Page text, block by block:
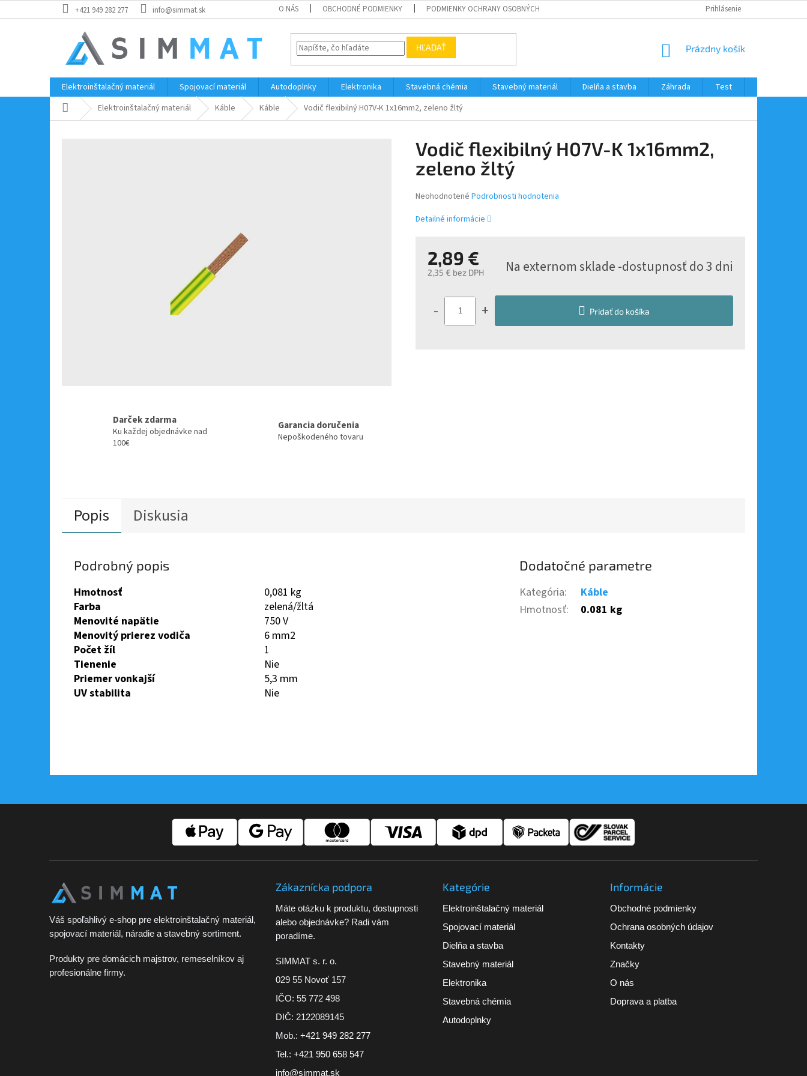
na
+421 949 282 277 info@simmat.sk O NÁS OBCHODNÉ PODMIENKY PODMIENKY OCHRANY OSOBNÝCH ÚDAJOV Prihlásenie
HĽADAŤ
NÁKUPNÝ
Prázdny košík
Elektroinštalačný materiál Spojovací materiál Autodoplnky Elektronika Stavebná chémia Stavebný materiál Dielňa a stavba Záhrada Test
Obchodné
DomovElektroinštalačný materiál Káble Káble Vodič flexibilný H07V-K 1x16mm2, zeleno žltý
Darček zdarma
Ku každej objednávke nad
100€
Garancia doručenia
Nepoškodeného tovaru
Vodič flexibilný H07V-K 1x16mm2,
zeleno žltý
Priemerné
produktu
hviezdičiek.
Neohodnotené Podrobnosti hodnotenia
Detailné informácie
2,89 €
2,35 € bez DPH
cena:
Na externom sklade -dostupnosť do 3 dni
- + Pridať do košíka
Popis Diskusia
Podrobný popis
Hmotnosť
0,081 kg
Farba
zelená/žltá
Menovité napätie
750 V
Menovitý prierez vodiča
6 mm2
Počet žíl
1
Tienenie
Nie
Priemer vonkajší
5,3 mm
UV stabilita
Nie
Dodatočné parametre
Kategória:
Káble
Hmotnosť: 0.081 kg
Váš spoľahlivý e-shop pre elektroinštalačný materiál,
spojovací materiál, náradie a stavebný sortiment.
Produkty pre domácich majstrov, remeselníkov aj
profesionálne firmy.
Zákaznícka podpora
Máte otázku k produktu, dostupnosti
alebo objednávke? Radi vám
poradíme.
SIMMAT s. r. o.
029 55 Novoť 157
IČO: 55 772 498
DIČ: 2122089145
Mob.: +421 949 282 277
Tel.: +421 950 658 547
info@simmat.sk
Kategórie
Elektroinštalačný materiál
Spojovací materiál
Dielňa a stavba
Stavebný materiál
Elektronika
Stavebná chémia
Autodoplnky
Informácie
Obchodné podmienky
Ochrana osobných údajov
Kontakty
Značky
O nás
Doprava a platba